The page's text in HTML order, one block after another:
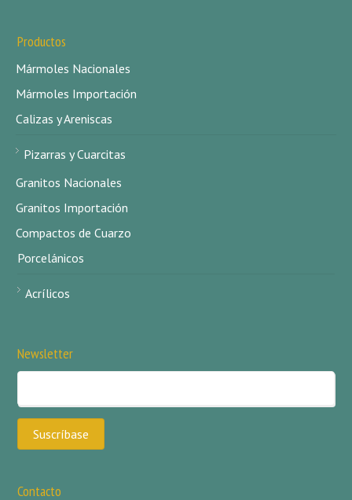
Productos
Mármoles Nacionales
Mármoles Importación
Calizas y Areniscas
Pizarras y Cuarcitas
Granitos Nacionales
Granitos Importación
Compactos de Cuarzo
Porcelánicos
Acrílicos
Newsletter
Contacto